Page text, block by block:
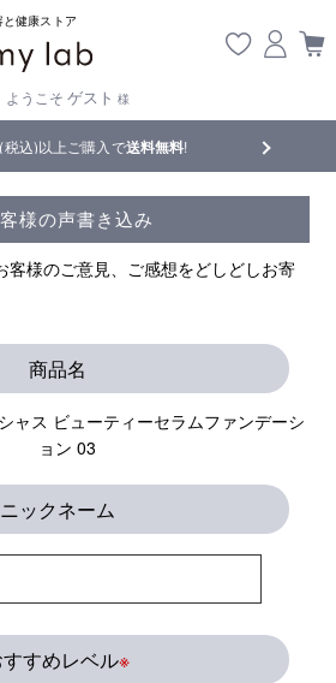
健康ストア
ようこそ ゲスト 様
以上ご購入で送料無料! 【重要】熊本地
様の声書き込み
客様のご意見、ご感想をどしどしお寄
商品名
ャス ビューティーセラムファンデーシ
ョン 03
ニックネーム
すすめレベル※